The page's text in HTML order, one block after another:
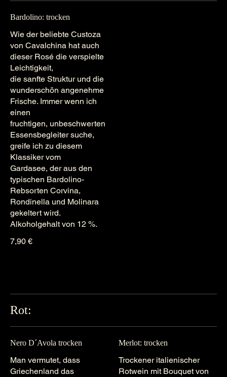
Bardolino: trocken
Wie der beliebte Custoza
von Cavalchina hat auch
dieser Rosé die verspielte
Leichtigkeit,
die sanfte Struktur und die
wunderschön angenehme
Frische. Immer wenn ich
einen
fruchtigen, unbeschwerten
Essensbegleiter suche,
greife ich zu diesem
Klassiker vom
Gardasee, der aus den
typischen Bardolino-
Rebsorten Corvina,
Rondinella und Molinara
gekeltert wird.
Alkoholgehalt von 12 %.
7,90 €
Rot:
Nero D´Avola trocken
Man vermutet, dass
Griechenland das
Merlot: trocken
Trockener italienischer
Rotwein mit Bouquet von